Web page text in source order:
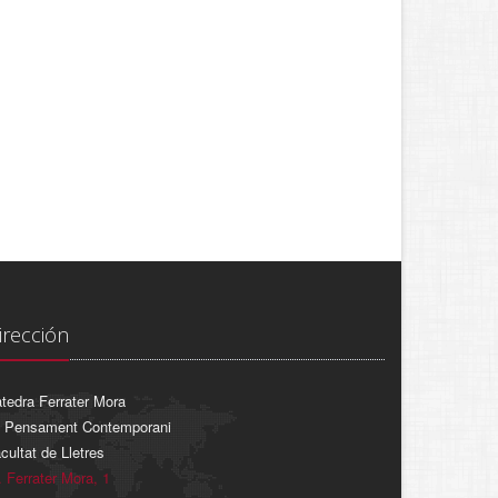
Ferrater Mora
Pensament Contemporani
de Lletres
Ferrater Mora, 1